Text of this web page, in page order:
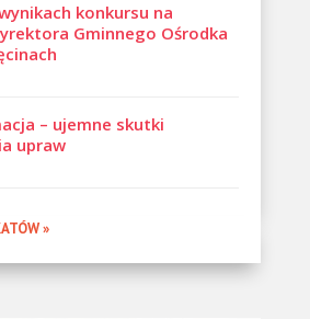
konkursu na
Gminnego Ośrodka
– ujemne skutki
upraw
»